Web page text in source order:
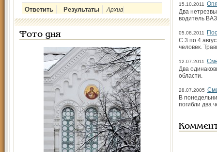
Архив
Фото дня
15.10.2011
Два
водитель
05.08.2011
С 3 по 4
человек.
12.07.2011
Два
области.
28.07.2005
В
погибли два